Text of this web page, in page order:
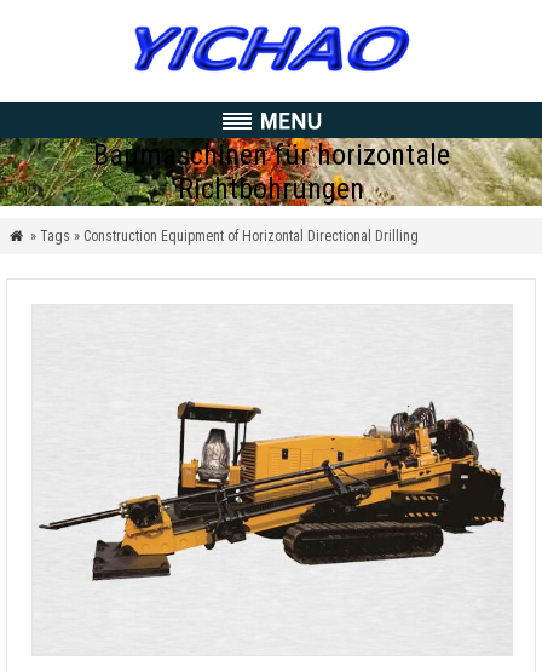
Baumaschinen für horizontale
Richtbohrungen
 » Tags » Construction Equipment of Horizontal Directional Drilling